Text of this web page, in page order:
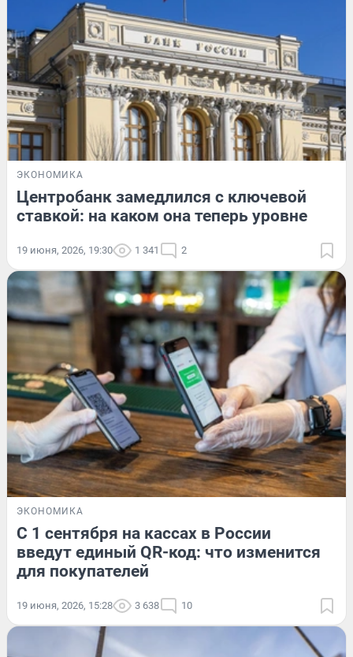
ЭКОНОМИКА
Центробанк замедлился с ключевой
ставкой: на каком она теперь уровне
19 июня, 2026, 19:30 1 341 2
ЭКОНОМИКА
С 1 сентября на кассах в России
введут единый QR-код: что изменится
для покупателей
19 июня, 2026, 15:28 3 638 10